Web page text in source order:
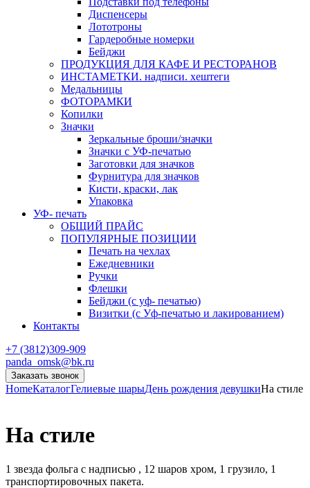
Диспенсеры
Лототроны
Гардеробные номерки
Бейджи
ПРОДУКЦИЯ ДЛЯ КАФЕ И РЕСТОРАНОВ
ИНСТАМЕТКИ. надписи. хештеги
Медальницы
ФОТОРАМКИ
Копилки
Значки
Зеркальные броши/значки
Значки с УФ-печатью
Заготовки для значков
Фурнитура для значков
Кисти, краски, лак
Упаковка
УФ- печать
ОБЩИЙ ПРАЙС
ПОПУЛЯРНЫЕ ПОЗИЦИИ
Печать на чехлах
Ежедневники
Ручки
Флешки
Бейджи (с уф- печатью)
Визитки (с Уф-печатью и лакированием)
Контакты
+7 (3812)309-909
panda_omsk@bk.ru
Заказать звонок
HomeКаталогГелиевые шарыДень рождения девушкиНа стиле
На стиле
1 звезда фольга с надписью , 12 шаров хром, 1 грузило, 1
транспортировочных пакета.